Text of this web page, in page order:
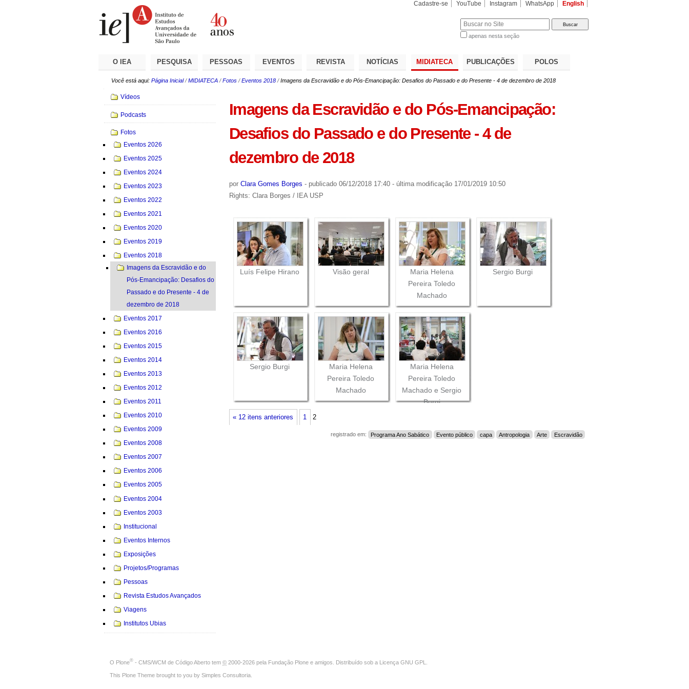
Cadastre-se YouTube Instagram WhatsApp English
apenas nesta seção
O IEA PESQUISA PESSOAS EVENTOS REVISTA NOTÍCIAS MIDIATECA PUBLICAÇÕES POLOS
Você está aqui: Página Inicial /MIDIATECA /Fotos /Eventos 2018 /Imagens da Escravidão e do Pós-Emancipação: Desafios do Passado e do Presente - 4 de dezembro de 2018
Imagens da Escravidão e do Pós-Emancipação:
Desafios do Passado e do Presente - 4 de
dezembro de 2018
por Clara Gomes Borges - publicado06/12/2018 17:40 - última modificação17/01/2019 10:50
Rights: Clara Borges / IEA USP
Luís Felipe Hirano Visão geral
Maria Helena
Pereira Toledo
Machado
Sergio Burgi
Sergio Burgi
Maria Helena
Pereira Toledo
Machado
Maria Helena
Pereira Toledo
Machado e Sergio
Burgi
« 12 itens anteriores 1 2
registrado em: Programa Ano Sabático Evento público capa Antropologia Arte Escravidão
Navegação
Vídeos
Podcasts
Fotos
Eventos 2026
Eventos 2025
Eventos 2024
Eventos 2023
Eventos 2022
Eventos 2021
Eventos 2020
Eventos 2019
Eventos 2018
Imagens da Escravidão e do
Pós-Emancipação: Desafios do
Passado e do Presente - 4 de
dezembro de 2018
Eventos 2017
Eventos 2016
Eventos 2015
Eventos 2014
Eventos 2013
Eventos 2012
Eventos 2011
Eventos 2010
Eventos 2009
Eventos 2008
Eventos 2007
Eventos 2006
Eventos 2005
Eventos 2004
Eventos 2003
Institucional
Eventos Internos
Exposições
Projetos/Programas
Pessoas
Revista Estudos Avançados
Viagens
Institutos Ubias
O Plone® - CMS/WCM de Código Aberto tem © 2000-2026 pela Fundação Plone e amigos. Distribuído sob a Licença GNU GPL
This Plone Theme brought to you by Simples Consultoria